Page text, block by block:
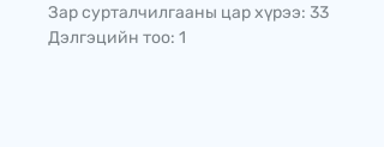
Зар сурталчилгааны цар хүрээ: 33
Дэлгэцийн тоо: 1